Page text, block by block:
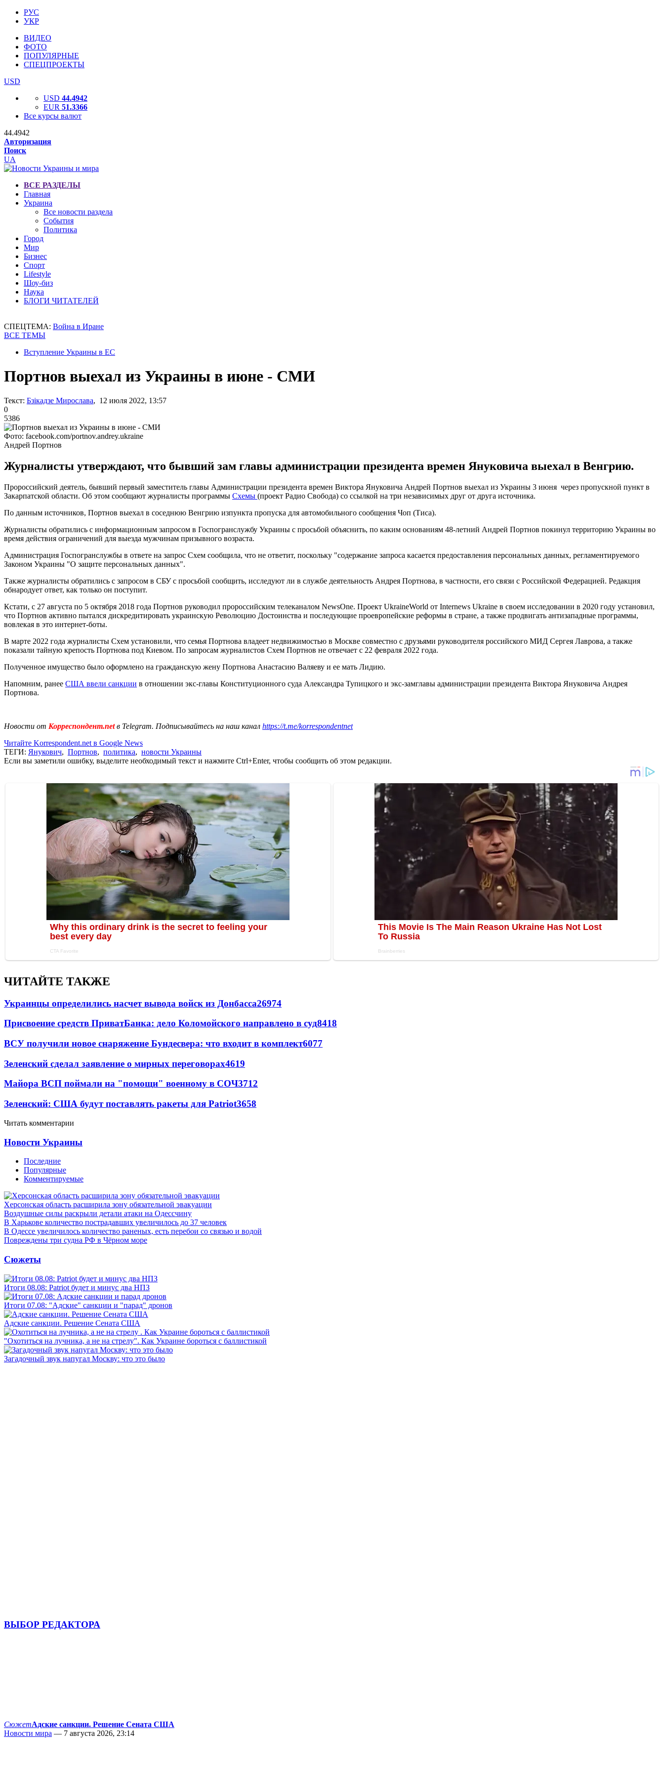
РУС
УКР
ВИДЕО
ФОТО
ПОПУЛЯРНЫЕ
СПЕЦПРОЕКТЫ
USD
USD 44.4942
EUR 51.3366
Все курсы валют
44.4942
Авторизация
Поиск
UA
ВСЕ РАЗДЕЛЫ
Главная
Украина
Все новости раздела
События
Политика
Город
Мир
Бизнес
Спорт
Lifestyle
Шоу-биз
Наука
БЛОГИ ЧИТАТЕЛЕЙ
СПЕЦТЕМА: Война в Иране
ВСЕ ТЕМЫ
Вступление Украины в ЕС
Портнов выехал из Украины в июне - СМИ
Текст: Бзікадзе Мирослава, 12 июля 2022, 13:57
0
5386
Фото: facebook.com/portnov.andrey.ukraine
Андрей Портнов
Журналисты утверждают, что бывший зам главы администрации президента времен Януковича выехал в Венгрию.
Пророссийский деятель, бывший первый заместитель главы Администрации президента времен Виктора Януковича Андрей Портнов выехал из Украины 3 июня через пропускной пункт в
Закарпатской области. Об этом сообщают журналисты программы Схемы (проект Радио Свобода) со ссылкой на три независимых друг от друга источника.
По данным источников, Портнов выехал в соседнюю Венгрию изпункта пропуска для автомобильного сообщения Чоп (Тиса).
Журналисты обратились с информационным запросом в Госпогранслужбу Украины с просьбой объяснить, по каким основаниям 48-летний Андрей Портнов покинул территорию Украины во
время действия ограничений для выезда мужчинам призывного возраста.
Администрация Госпогранслужбы в ответе на запрос Схем сообщила, что не ответит, поскольку "содержание запроса касается предоставления персональных данных, регламентируемого
Законом Украины "О защите персональных данных".
Также журналисты обратились с запросом в СБУ с просьбой сообщить, исследуют ли в службе деятельность Андрея Портнова, в частности, его связи с Российской Федерацией. Редакция
обнародует ответ, как только он поступит.
Кстати, с 27 августа по 5 октября 2018 года Портнов руководил пророссийским телеканалом NewsOne. Проект UkraineWorld от Internews Ukraine в своем исследовании в 2020 году установил,
что Портнов активно пытался дискредитировать украинскую Революцию Достоинства и последующие проевропейские реформы в стране, а также продвигать антизападные программы,
вовлекая в это интернет-боты.
В марте 2022 года журналисты Схем установили, что семья Портнова владеет недвижимостью в Москве совместно с друзьями руководителя российского МИД Сергея Лаврова, а также
показали тайную крепость Портнова под Киевом. По запросам журналистов Схем Портнов не отвечает с 22 февраля 2022 года.
Полученное имущество было оформлено на гражданскую жену Портнова Анастасию Валяеву и ее мать Лидию.
Напомним, ранее США ввели санкции в отношении экс-главы Конституционного суда Александра Тупицкого и экс-замглавы администрации президента Виктора Януковича Андрея
Портнова.
Новости от Корреспондент.netв Telegram. Подписывайтесь на наш канал https://t.me/korrespondentnet
Читайте Korrespondent.net в Google News
ТЕГИ: Янукович, Портнов, политика, новости Украины
Если вы заметили ошибку, выделите необходимый текст и нажмите Ctrl+Enter, чтобы сообщить об этом редакции.
ЧИТАЙТЕ ТАКЖЕ
Украинцы определились насчет вывода войск из Донбасса26974
Присвоение средств ПриватБанка: дело Коломойского направлено в суд8418
ВСУ получили новое снаряжение Бундесвера: что входит в комплект6077
Зеленский сделал заявление о мирных переговорах4619
Майора ВСП поймали на "помощи" военному в СОЧ3712
Зеленский: США будут поставлять ракеты для Patriot3658
Читать комментарии
Новости Украины
Последние
Популярные
Комментируемые
Херсонская область расширила зону обязательной эвакуации
Воздушные силы раскрыли детали атаки на Одессчину
В Харькове количество пострадавших увеличилось до 37 человек
В Одессе увеличилось количество раненых, есть перебои со связью и водой
Повреждены три судна РФ в Чёрном море
Сюжеты
Итоги 08.08: Patriot будет и минус два НПЗ
Итоги 07.08: "Адские" санкции и "парад" дронов
Адские санкции. Решение Сената США
"Охотиться на лучника, а не на стрелу". Как Украине бороться с баллистикой
Загадочный звук напугал Москву: что это было
ВЫБОР РЕДАКТОРА
СюжетАдские санкции. Решение Сената США
Новости мира — 7 августа 2026, 23:14